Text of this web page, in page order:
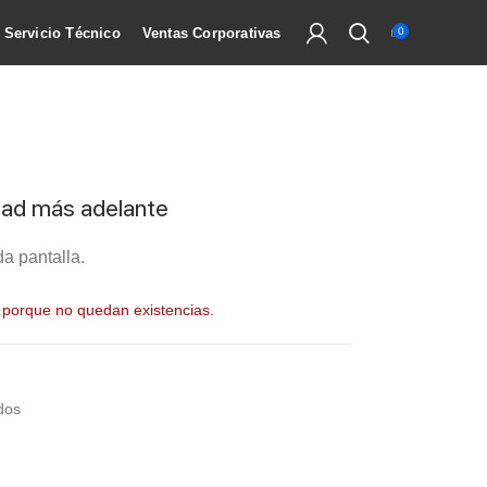
Servicio Técnico Ventas Corporativas 0
más adelante
pantalla.
no quedan existencias.